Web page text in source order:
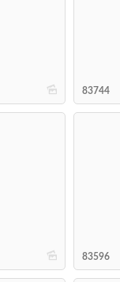
b 83744
b 83596